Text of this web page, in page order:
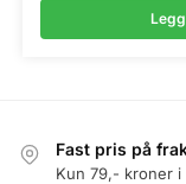
Fast pris på
Kun 79,- kroner i